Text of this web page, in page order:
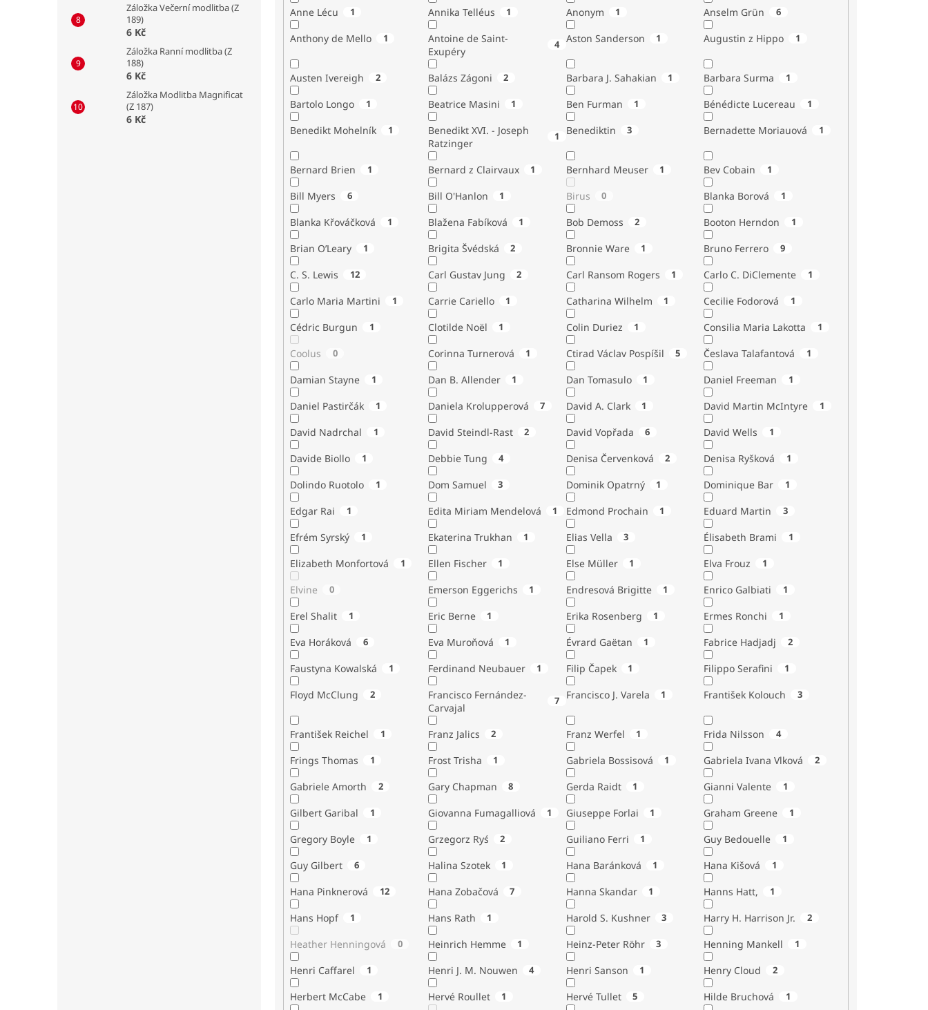
Záložka Večerní modlitba (Z
189)
6 Kč
Záložka Ranní modlitba (Z
188)
6 Kč
Záložka Modlitba Magnificat
(Z 187)
6 Kč
Anne Lécu 1 Annika Telléus 1 Anonym 1 Anselm Grün 6
Anthony de Mello 1
Antoine de Saint-
Exupéry
4 Aston Sanderson 1 Augustin z Hippo 1
Austen Ivereigh 2 Balázs Zágoni 2 Barbara J. Sahakian 1 Barbara Surma 1
Bartolo Longo 1 Beatrice Masini 1 Ben Furman 1 Bénédicte Lucereau 1
Benedikt Mohelník 1
Benedikt XVI. - Joseph
Ratzinger
1 Benediktin 3 Bernadette Moriauová 1
Bernard Brien 1 Bernard z Clairvaux 1 Bernhard Meuser 1 Bev Cobain 1
Bill Myers 6 Bill O'Hanlon 1 Birus 0 Blanka Borová 1
Blanka Křováčková 1 Blažena Fabíková 1 Bob Demoss 2 Booton Herndon 1
Brian O’Leary 1 Brigita Švédská 2 Bronnie Ware 1 Bruno Ferrero 9
C. S. Lewis 12 Carl Gustav Jung 2 Carl Ransom Rogers 1 Carlo C. DiClemente 1
Carlo Maria Martini 1 Carrie Cariello 1 Catharina Wilhelm 1 Cecilie Fodorová 1
Cédric Burgun 1 Clotilde Noël 1 Colin Duriez 1 Consilia Maria Lakotta 1
Coolus 0 Corinna Turnerová 1 Ctirad Václav Pospíšil 5 Česlava Talafantová 1
Damian Stayne 1 Dan B. Allender 1 Dan Tomasulo 1 Daniel Freeman 1
Daniel Pastirčák 1 Daniela Krolupperová 7 David A. Clark 1 David Martin McIntyre 1
David Nadrchal 1 David Steindl-Rast 2 David Vopřada 6 David Wells 1
Davide Biollo 1 Debbie Tung 4 Denisa Červenková 2 Denisa Ryšková 1
Dolindo Ruotolo 1 Dom Samuel 3 Dominik Opatrný 1 Dominique Bar 1
Edgar Rai 1 Edita Miriam Mendelová 1 Edmond Prochain 1 Eduard Martin 3
Efrém Syrský 1 Ekaterina Trukhan 1 Elias Vella 3 Élisabeth Brami 1
Elizabeth Monfortová 1 Ellen Fischer 1 Else Müller 1 Elva Frouz 1
Elvine 0 Emerson Eggerichs 1 Endresová Brigitte 1 Enrico Galbiati 1
Erel Shalit 1 Eric Berne 1 Erika Rosenberg 1 Ermes Ronchi 1
Eva Horáková 6 Eva Muroňová 1 Évrard Gaëtan 1 Fabrice Hadjadj 2
Faustyna Kowalská 1 Ferdinand Neubauer 1 Filip Čapek 1 Filippo Serafini 1
Floyd McClung 2
Francisco Fernández-
Carvajal
7 Francisco J. Varela 1 František Kolouch 3
František Reichel 1 Franz Jalics 2 Franz Werfel 1 Frida Nilsson 4
Frings Thomas 1 Frost Trisha 1 Gabriela Bossisová 1 Gabriela Ivana Vlková 2
Gabriele Amorth 2 Gary Chapman 8 Gerda Raidt 1 Gianni Valente 1
Gilbert Garibal 1 Giovanna Fumagalliová 1 Giuseppe Forlai 1 Graham Greene 1
Gregory Boyle 1 Grzegorz Ryś 2 Guiliano Ferri 1 Guy Bedouelle 1
Guy Gilbert 6 Halina Szotek 1 Hana Baránková 1 Hana Kišová 1
Hana Pinknerová 12 Hana Zobačová 7 Hanna Skandar 1 Hanns Hatt, 1
Hans Hopf 1 Hans Rath 1 Harold S. Kushner 3 Harry H. Harrison Jr. 2
Heather Henningová 0 Heinrich Hemme 1 Heinz-Peter Röhr 3 Henning Mankell 1
Henri Caffarel 1 Henri J. M. Nouwen 4 Henri Sanson 1 Henry Cloud 2
Herbert McCabe 1 Hervé Roullet 1 Hervé Tullet 5 Hilde Bruchová 1